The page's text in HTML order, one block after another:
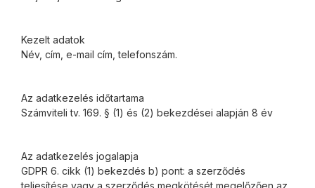
Kezelt adatok
Név, cím, e-mail cím, telefonszám.
Az adatkezelés időtartama
Számviteli tv. 169. § (1) és (2) bekezdései alapján 8 év
Az adatkezelés jogalapja
GDPR 6. cikk (1) bekezdés b) pont: a szerződés
teljesítése vagy a szerződés megkötését megelőzően az